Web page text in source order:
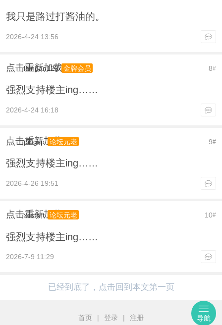
我只是路过打酱油的。
2026-4-24 13:56
点击重新加载 8#
lainpan123 金牌会员
强烈支持楼主ing……
2026-4-24 16:18
点击重新加载 9#
pingsp 论坛元老
强烈支持楼主ing……
2026-4-26 19:51
点击重新加载 10#
xcstart 论坛元老
强烈支持楼主ing……
2026-7-9 11:29
已经到底了，点击回到本文第一页
首页 | 登录 | 注册 导航